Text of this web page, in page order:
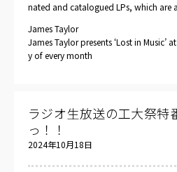
nated and catalogued LPs, which are
James Taylor
James Taylor presents ‘Lost in Music’
y of every month
ラジオ生放送の工大祭特
っ！！
2024年10月18日